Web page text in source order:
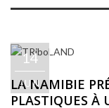
14
JUN
LA NAMIBIE
PLASTIQUES À